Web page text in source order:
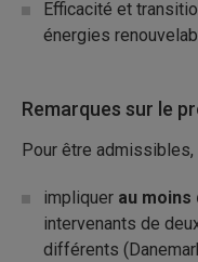
Efficacité et
énergies
Remarques sur le
Pour être
impliquer au moins
intervenants de
différents